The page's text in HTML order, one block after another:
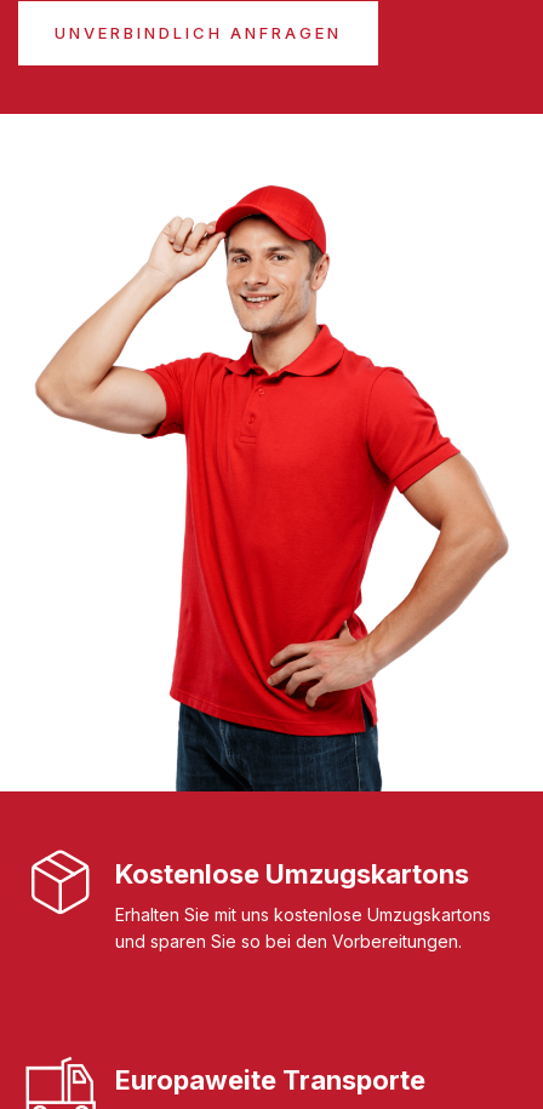
UNVERBINDLICH ANFRAGEN
Kostenlose Umzugskartons
Erhalten Sie mit uns kostenlose Umzugskartons
und sparen Sie so bei den Vorbereitungen.
Europaweite Transporte